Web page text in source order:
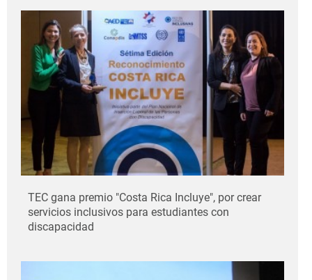
TEC gana premio "Costa Rica Incluye", por crear
servicios inclusivos para estudiantes con
discapacidad